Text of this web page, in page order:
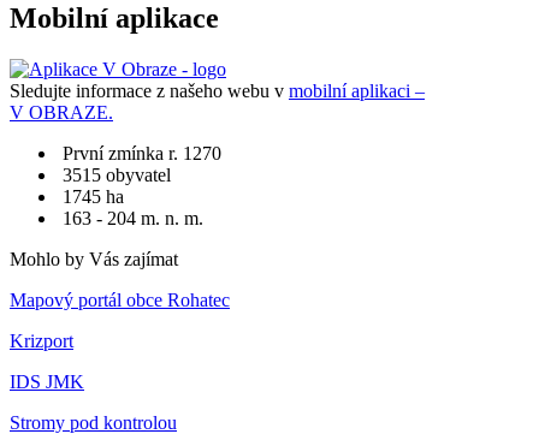
Mobilní aplikace
Sledujte informace z našeho webu v mobilní aplikaci –
V OBRAZE.
První zmínka r. 1270
3515 obyvatel
1745 ha
163 - 204 m. n. m.
Mohlo by Vás zajímat
Mapový portál obce Rohatec
Krizport
IDS JMK
Stromy pod kontrolou